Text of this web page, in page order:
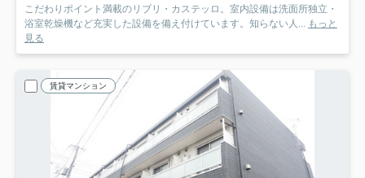
こだわりポイント満載のリブリ・カステッロ。室内設備は洗面所独立・
浴室乾燥機など充実した設備を備え付けています。知らない人... もっと
見る
賃貸マンション